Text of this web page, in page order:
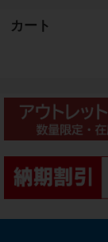
カート